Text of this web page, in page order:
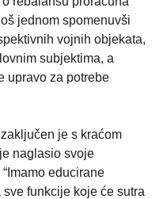
jednom spomenuvši
vojnih objekata,
subjektima, a
upravo za potrebe
je s kraćom
naglasio svoje
educirane
funkcije koje će sutra